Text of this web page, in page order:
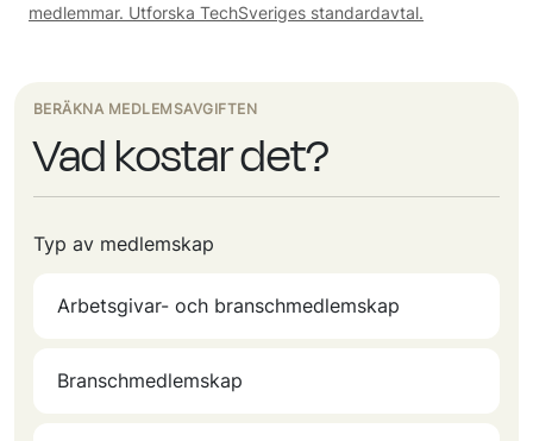
Officer, Freja eID
BERÄKNA MEDLEMSAVGIFTEN
Vad kostar det?
Typ av medlemskap
Arbetsgivar- och branschmedlemskap
Branschmedlemskap